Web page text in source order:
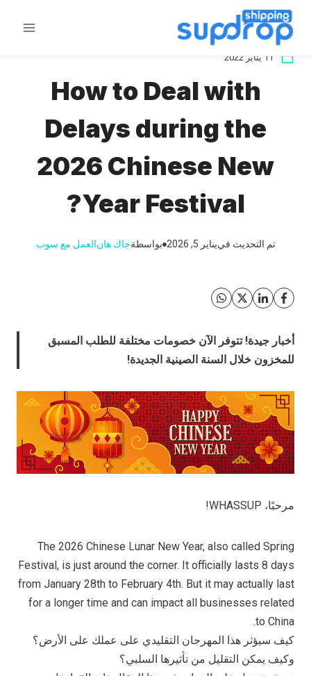
تخطى
المحتوى
11 يناير 2022
How to Deal with
Delays during the
2026 Chinese New
Year Festival?
تم التحديث فييناير 5, 2026 بواسطةجاك هانالعمل مع سوب
أخبار جيدة! تتوفر الآن خصومات مختلفة للطلب المسبق
للمخزون خلال السنة الصينية الجديدة!
مرحبًا، WHASSUP!
The 2026 Chinese Lunar New Year, also called Spring
Festival, is just around the corner. It officially lasts 8 days
from January 28th to February 4th. But it may actually last
for a longer time and can impact all businesses related
to China.
كيف سيؤثر هذا المهرجان التقليدي على عملك على الأرض؟
وكيف يمكن التقليل من تأثيرها السلبي؟